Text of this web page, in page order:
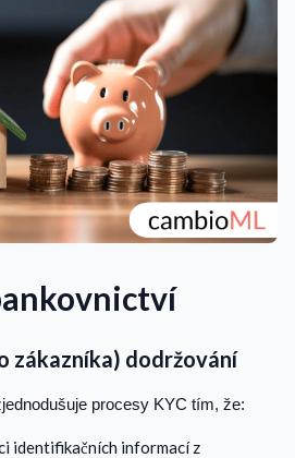
zákazníka) dodržování
procesy KYC tím, že:
identifikačních informací z